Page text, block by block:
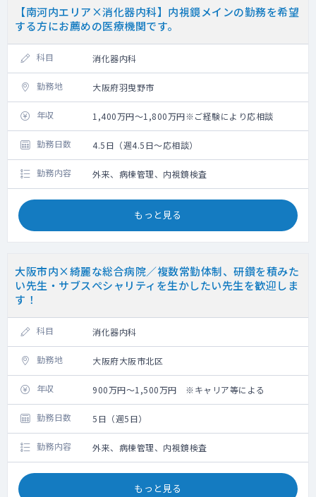
【南河内エリア×消化器内科】内視鏡メインの勤務を希望
する方にお薦めの医療機関です。
科目 消化器内科
勤務地 大阪府羽曳野市
年収 1,400万円～1,800万円※ご経験により応相談
勤務日数 4.5日（週4.5日～応相談）
勤務内容 外来、病棟管理、内視鏡検査
もっと見る
大阪市内×綺麗な総合病院／複数常勤体制、研鑽を積みた
い先生・サブスぺシャリティを生かしたい先生を歓迎しま
す！
科目 消化器内科
勤務地 大阪府大阪市北区
年収 900万円～1,500万円 ※キャリア等による
勤務日数 5日（週5日）
勤務内容 外来、病棟管理、内視鏡検査
もっと見る